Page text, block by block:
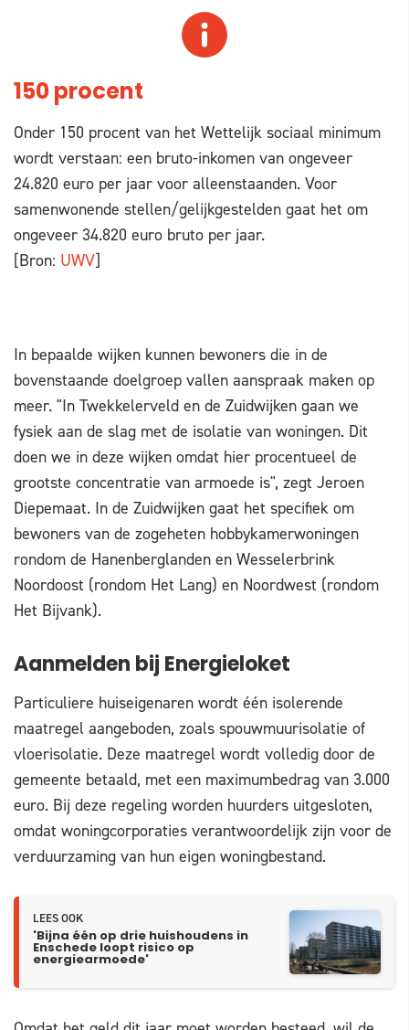
150 procent
Onder 150 procent van het Wettelijk sociaal minimum
wordt verstaan: een bruto-inkomen van ongeveer
24.820 euro per jaar voor alleenstaanden. Voor
samenwonende stellen/gelijkgestelden gaat het om
ongeveer 34.820 euro bruto per jaar.
[Bron: UWV]
In bepaalde wijken kunnen bewoners die in de
bovenstaande doelgroep vallen aanspraak maken op
meer. "In Twekkelerveld en de Zuidwijken gaan we
fysiek aan de slag met de isolatie van woningen. Dit
doen we in deze wijken omdat hier procentueel de
grootste concentratie van armoede is", zegt Jeroen
Diepemaat. In de Zuidwijken gaat het specifiek om
bewoners van de zogeheten hobbykamerwoningen
rondom de Hanenberglanden en Wesselerbrink
Noordoost (rondom Het Lang) en Noordwest (rondom
Het Bijvank).
Aanmelden bij Energieloket
Particuliere huiseigenaren wordt één isolerende
maatregel aangeboden, zoals spouwmuurisolatie of
vloerisolatie. Deze maatregel wordt volledig door de
gemeente betaald, met een maximumbedrag van 3.000
euro. Bij deze regeling worden huurders uitgesloten,
omdat woningcorporaties verantwoordelijk zijn voor de
verduurzaming van hun eigen woningbestand.
LEES OOK
'Bijna één op drie huishoudens in
Enschede loopt risico op
energiearmoede'